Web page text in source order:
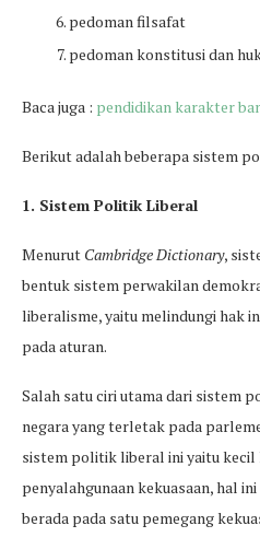
pedoman filsafat
pedoman konstitusi dan
Baca juga : pendidikan karakter
Berikut adalah beberapa sistem
1. Sistem Politik Liberal
Menurut Cambridge Dictionary,
bentuk sistem perwakilan
liberalisme, yaitu melindungi hak
pada aturan.
Salah satu ciri utama dari sistem
negara yang terletak pada
sistem politik liberal ini yaitu kecil
penyalahgunaan kekuasaan, hal
berada pada satu pemegang